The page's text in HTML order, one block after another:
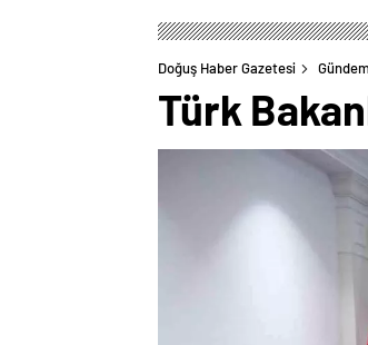
Doğuş Haber Gazetesi Gündem
Türk